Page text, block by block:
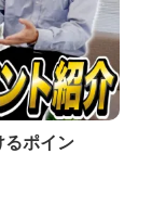
るポイン